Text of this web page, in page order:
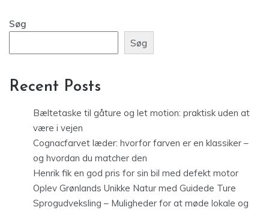
Søg
Søg
Recent Posts
Bæltetaske til gåture og let motion: praktisk uden at
være i vejen
Cognacfarvet læder: hvorfor farven er en klassiker –
og hvordan du matcher den
Henrik fik en god pris for sin bil med defekt motor
Oplev Grønlands Unikke Natur med Guidede Ture
Sprogudveksling – Muligheder for at møde lokale og